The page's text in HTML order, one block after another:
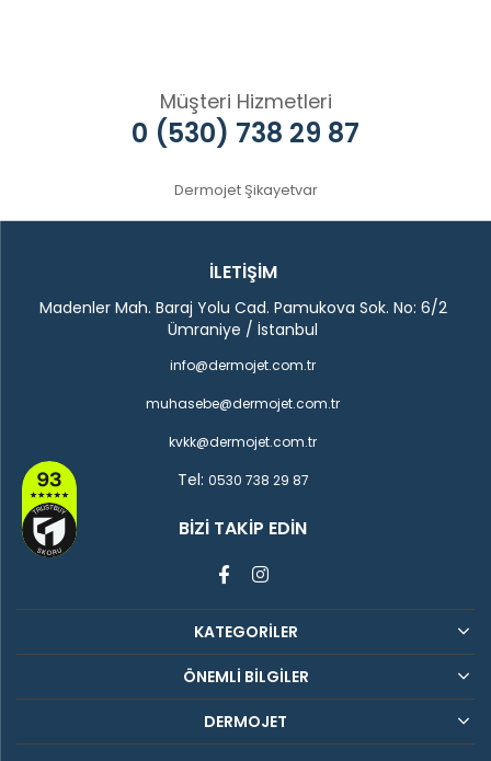
Müşteri Hizmetleri
0 (530) 738 29 87
Dermojet Şikayetvar
İLETİŞİM
Madenler Mah. Baraj Yolu Cad. Pamukova Sok. No: 6/2
Ümraniye / İstanbul
info@dermojet.com.tr
muhasebe@dermojet.com.tr
kvkk@dermojet.com.tr
Tel: 0530 738 29 87
BIZI TAKIP EDIN
KATEGORİLER
ÖNEMLİ BİLGİLER
DERMOJET